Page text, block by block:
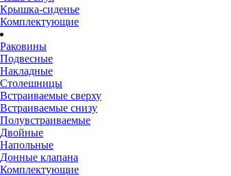
Крышка-сиденье
Комплектующие
Раковины
Подвесные
Накладные
Столешницы
Встраиваемые сверху
Встраиваемые снизу
Полувстраиваемые
Двойные
Напольные
Донные клапана
Комплектующие